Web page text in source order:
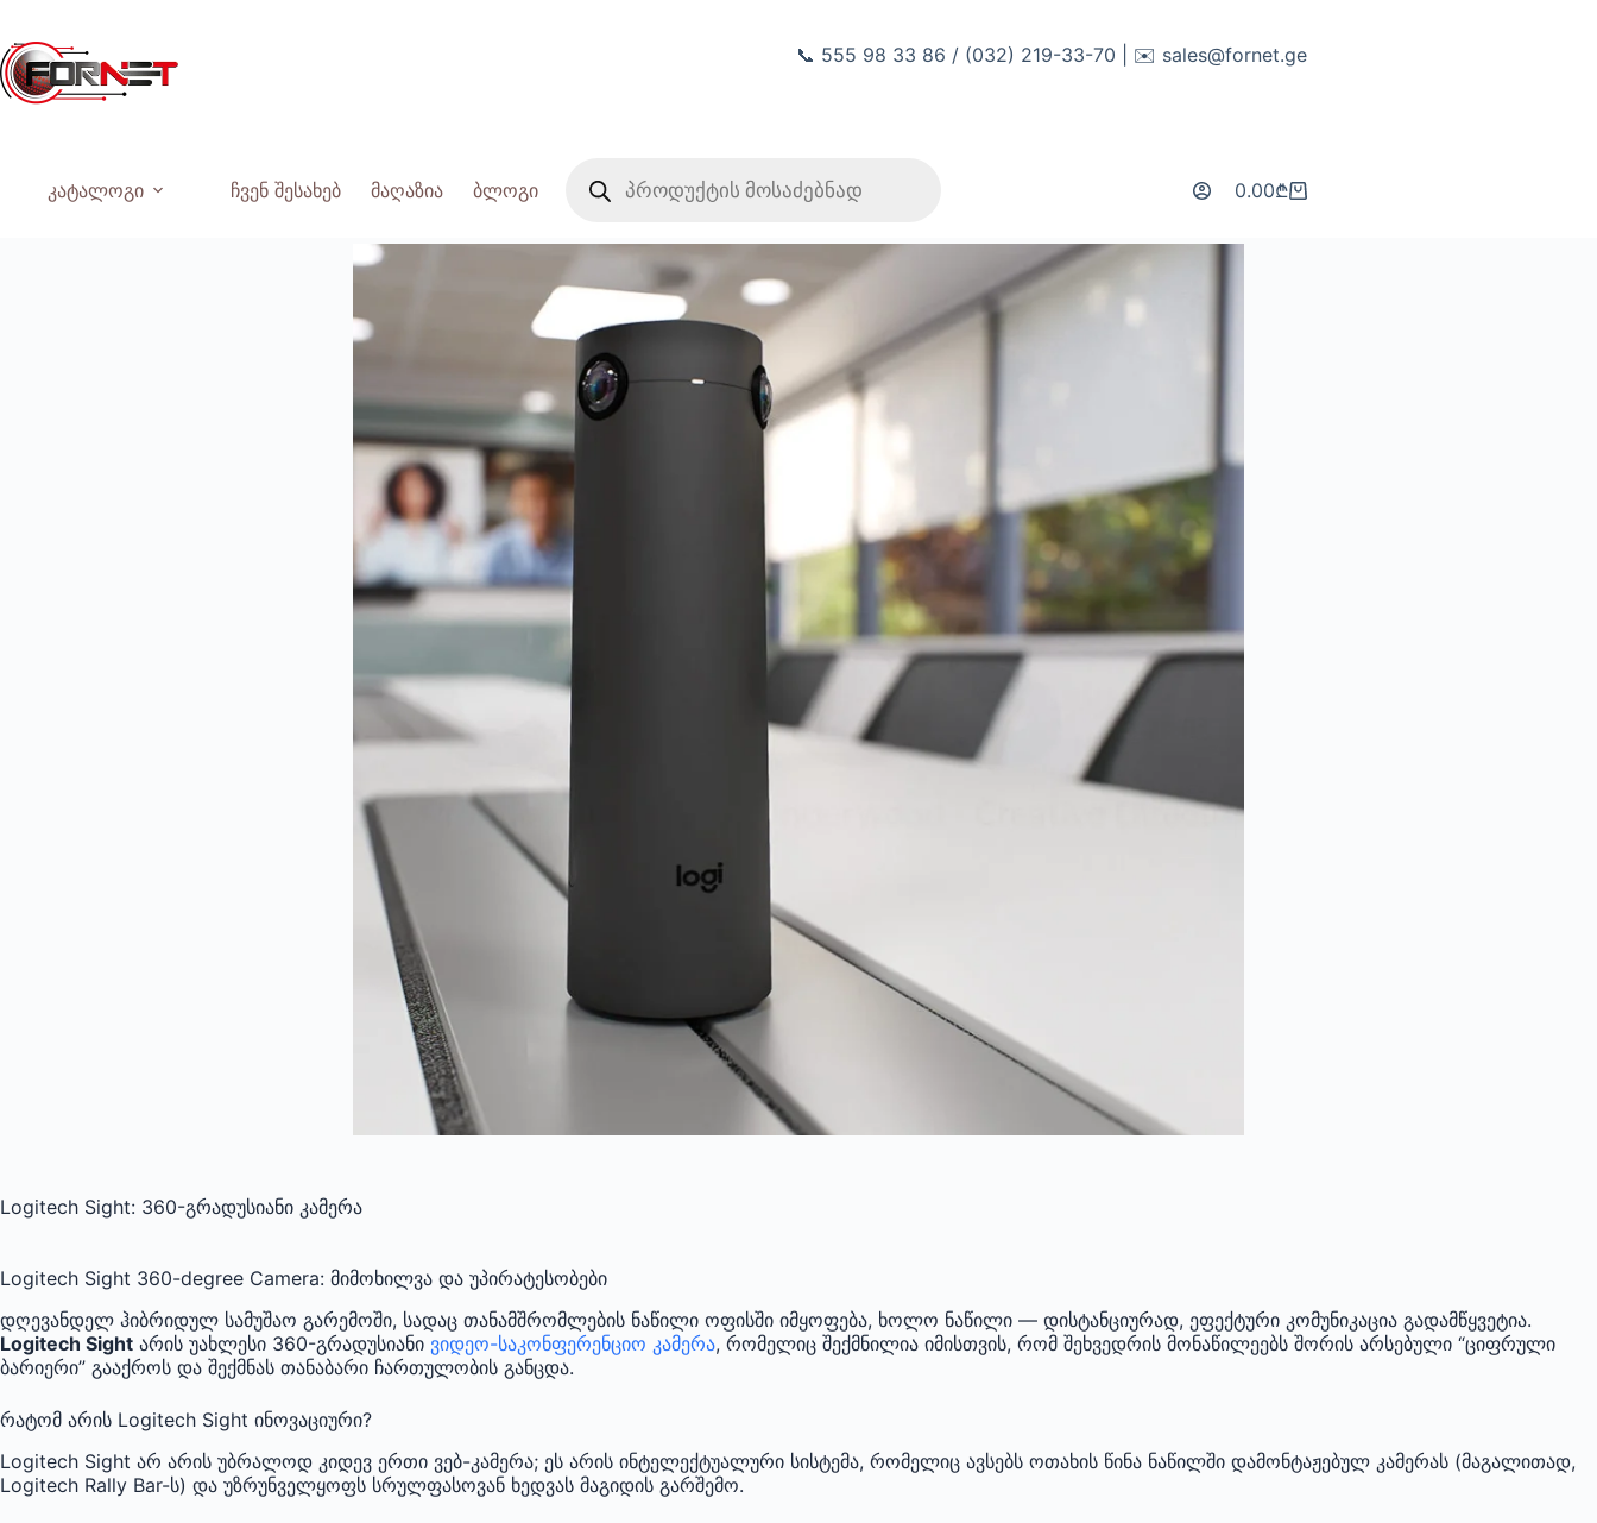
content
📞 555 98 33 86 / (032) 219-33-70 | ✉️ sales@fornet.ge
კატალოგი ჩვენ შესახებ მაღაზია ბლოგი
search
Shopping
0.00₾
Logitech Sight: 360-გრადუსიანი კამერა
Logitech Sight 360-degree Camera: მიმოხილვა და უპირატესობები
დღევანდელ ჰიბრიდულ სამუშაო გარემოში, სადაც თანამშრომლების ნაწილი ოფისში იმყოფება, ხოლო ნაწილი — დისტანციურად, ეფექტური კომუნიკაცია გადამწყვეტია.
Logitech Sight არის უახლესი 360-გრადუსიანი ვიდეო-საკონფერენციო კამერა, რომელიც შექმნილია იმისთვის, რომ შეხვედრის მონაწილეებს შორის არსებული “ციფრული
ბარიერი” გააქროს და შექმნას თანაბარი ჩართულობის განცდა.
რატომ არის Logitech Sight ინოვაციური?
Logitech Sight არ არის უბრალოდ კიდევ ერთი ვებ-კამერა; ეს არის ინტელექტუალური სისტემა, რომელიც ავსებს ოთახის წინა ნაწილში დამონტაჟებულ კამერას (მაგალითად,
Logitech Rally Bar-ს) და უზრუნველყოფს სრულფასოვან ხედვას მაგიდის გარშემო.